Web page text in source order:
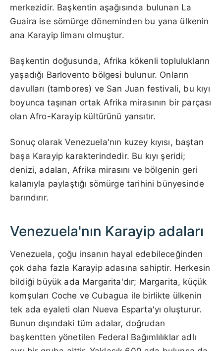
merkezidir. Başkentin aşağısında bulunan La
Guaira ise sömürge döneminden bu yana ülkenin
ana Karayip limanı olmuştur.
Başkentin doğusunda, Afrika kökenli toplulukların
yaşadığı Barlovento bölgesi bulunur. Onların
davulları (tambores) ve San Juan festivali, bu kıyı
boyunca taşınan ortak Afrika mirasının bir parçası
olan Afro-Karayip kültürünü yansıtır.
Sonuç olarak Venezuela'nın kuzey kıyısı, baştan
başa Karayip karakterindedir. Bu kıyı şeridi;
denizi, adaları, Afrika mirasını ve bölgenin geri
kalanıyla paylaştığı sömürge tarihini bünyesinde
barındırır.
Venezuela'nın Karayip adaları
Venezuela, çoğu insanın hayal edebileceğinden
çok daha fazla Karayip adasına sahiptir. Herkesin
bildiği büyük ada Margarita'dır; Margarita, küçük
komşuları Coche ve Cubagua ile birlikte ülkenin
tek ada eyaleti olan Nueva Esparta'yı oluşturur.
Bunun dışındaki tüm adalar, doğrudan
başkentten yönetilen Federal Bağımlılıklar adlı